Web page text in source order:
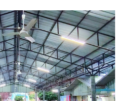
ล่าสุด
เบื้อง
ต้นทาง
โรงเรียน
ญว.
ได้
ปิด
ประตู